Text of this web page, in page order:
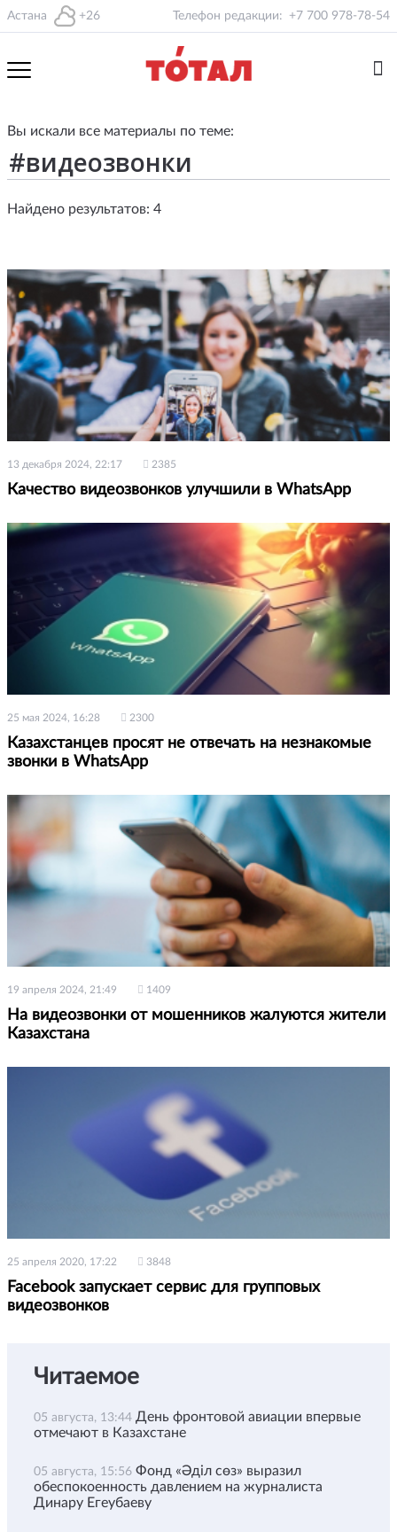
Астана +26 Телефон редакции: +7 700 978-78-54
Вы искали все материалы по теме:
Найдено результатов: 4
13 декабря 2024, 22:17 2385
Качество видеозвонков улучшили в WhatsApp
25 мая 2024, 16:28 2300
Казахстанцев просят не отвечать на незнакомые
звонки в WhatsApp
19 апреля 2024, 21:49 1409
На видеозвонки от мошенников жалуются жители
Казахстана
25 апреля 2020, 17:22 3848
Facebook запускает сервис для групповых
видеозвонков
Читаемое
05 августа, 13:44 День фронтовой авиации впервые
отмечают в Казахстане
05 августа, 15:56 Фонд «Әділ сөз» выразил
обеспокоенность давлением на журналиста
Динару Егеубаеву